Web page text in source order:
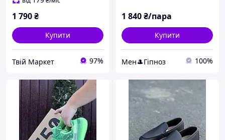
1 790₴
Купити
Твій Маркет 97%
1 840₴/пара
Купити
Мен🎩Гіпноз 100%